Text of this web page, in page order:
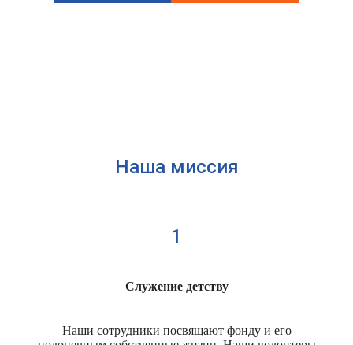
Наша миссия
1
Служение детству
Наши сотрудники посвящают фонду и его